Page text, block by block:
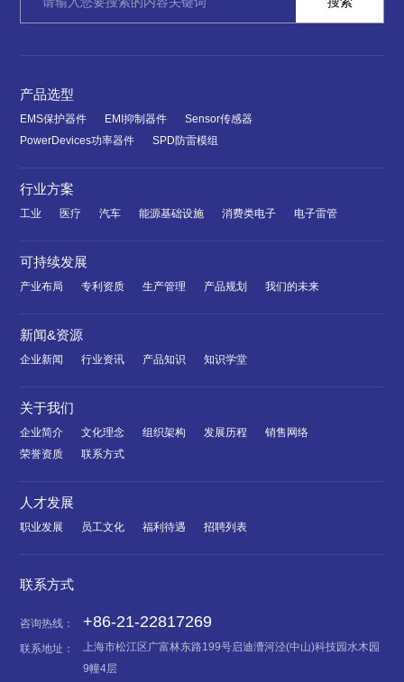
产品选型
EMS保护器件 EMI抑制器件
Sensor传感器
PowerDevices功率器件
SPD防雷模组
行业方案
工业 医疗 汽车 能源基础设施 消费类电子 电子雷管
可持续发展
产业布局 专利资质 生产管理 产品规划 我们的未来
新闻&资源
企业新闻 行业资讯 产品知识 知识学堂
关于我们
企业简介 文化理念 组织架构 发展历程
销售网络
荣誉资质
联系方式
人才发展
职业发展 员工文化 福利待遇 招聘列表
联系方式
咨询热线： +86-21-22817269
联系地址：
上海市松江区广富林东路199号启迪漕河泾(中山)科技园水木园
9幢4层